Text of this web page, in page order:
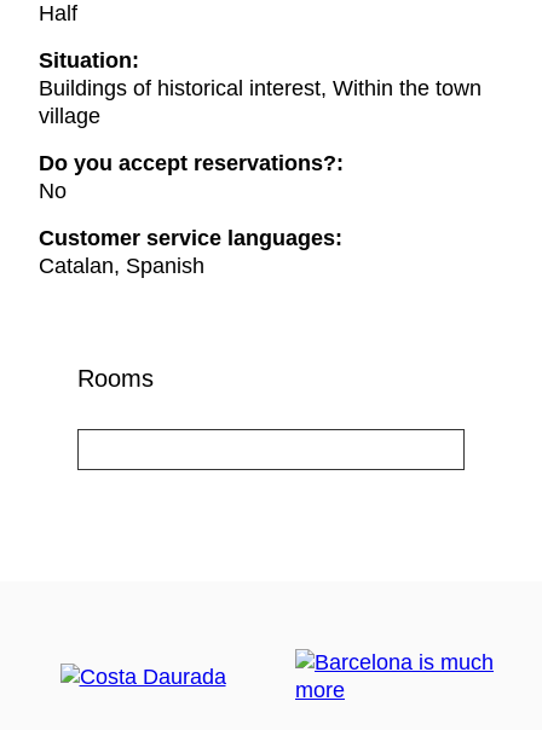
Half
Situation:
Buildings of historical interest, Within the town
village
Do you accept reservations?:
No
Customer service languages:
Catalan, Spanish
Rooms